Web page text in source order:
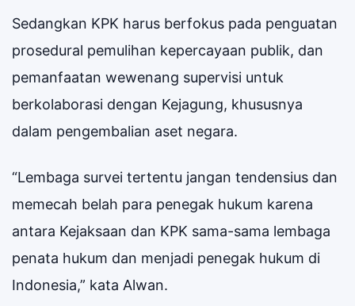
Sedangkan KPK harus berfokus pada penguatan
prosedural pemulihan kepercayaan publik, dan
pemanfaatan wewenang supervisi untuk
berkolaborasi dengan Kejagung, khususnya
dalam pengembalian aset negara.
“Lembaga survei tertentu jangan tendensius dan
memecah belah para penegak hukum karena
antara Kejaksaan dan KPK sama-sama lembaga
penata hukum dan menjadi penegak hukum di
Indonesia,” kata Alwan.